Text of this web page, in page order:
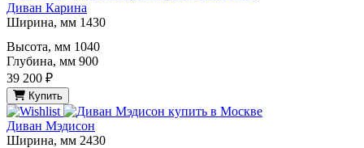
Диван Карина
Ширина, мм 1430
Высота, мм 1040
Глубина, мм 900
39 200 ₽
Купить
Диван Мэдисон
Ширина, мм 2430